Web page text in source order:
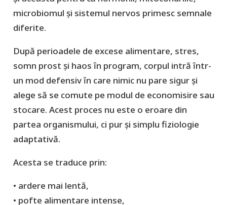
microbiomul și sistemul nervos primesc semnale
diferite.
După perioadele de excese alimentare, stres,
somn prost şi haos ȋn program, corpul intră ȋntr-
un mod defensiv ȋn care nimic nu pare sigur şi
alege să se comute pe modul de economisire sau
stocare. Acest proces nu este o eroare din
partea organismului, ci pur şi simplu fiziologie
adaptativă.
Acesta se traduce prin:
• ardere mai lentă,
• pofte alimentare intense,